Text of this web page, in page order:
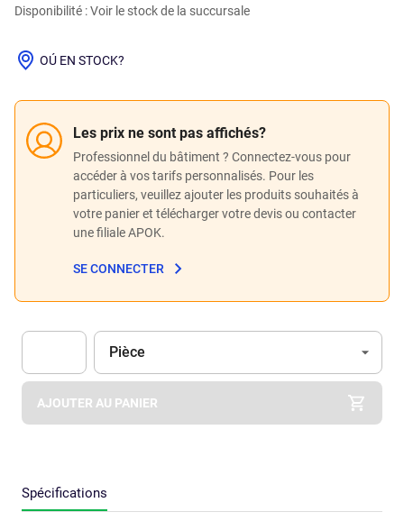
Disponibilité : Voir le stock de la succursale
Les prix ne sont pas affichés?
Professionnel du bâtiment ? Connectez-vous pour
accéder à vos tarifs personnalisés. Pour les
particuliers, veuillez ajouter les produits souhaités à
votre panier et télécharger votre devis ou contacter
une filiale APOK.
SE CONNECTER
OÚ EN STOCK?
Apok.Product.Detail.AddToCart.Quantity (Optionnel)
Unité
Pièce
AJOUTER AU PANIER
Spécifications